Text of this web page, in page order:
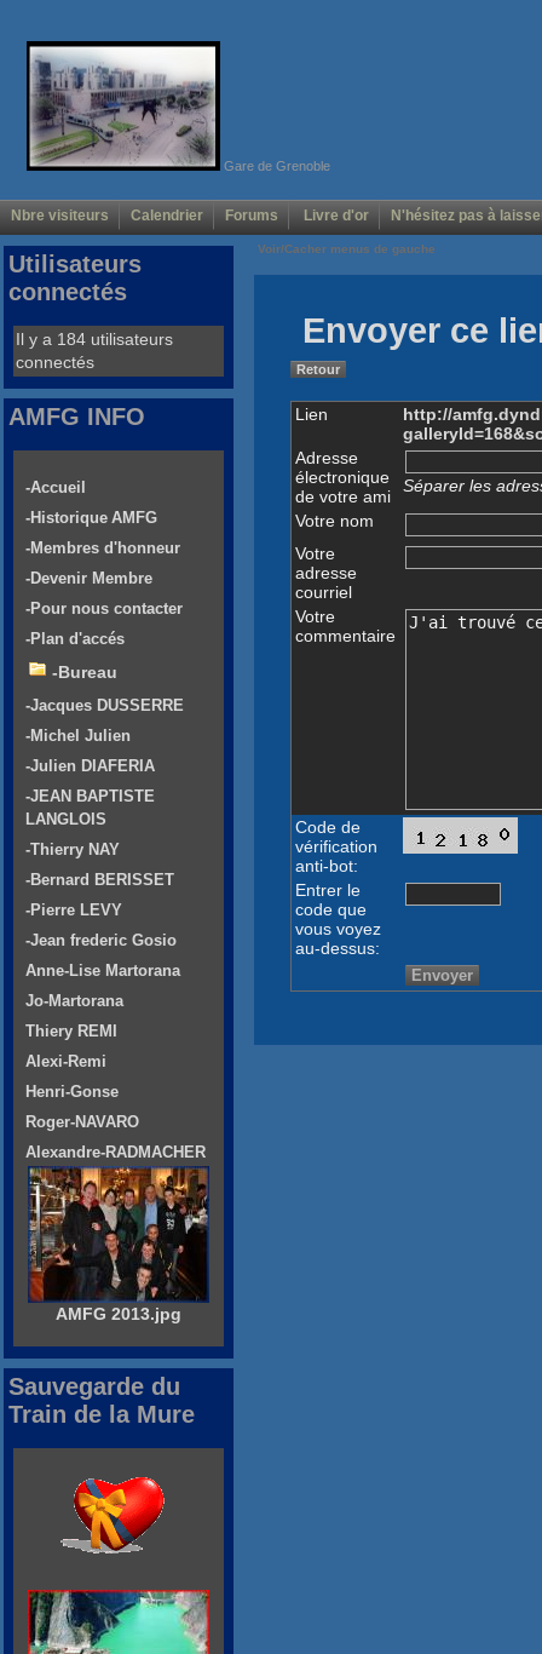
Gare de Grenoble
Nbre visiteurs Calendrier Forums Livre d'or N'hésitez pas à
Voir/Cacher menus de gauche
Envoyer ce
Retour
Lien
http://
Adresse
électronique
de votre ami
Séparer les
Votre nom
Votre
adresse
courriel
Votre
commentaire
Code de
vérification
anti-bot:
Entrer le
code que
vous voyez
au-dessus:
Utilisateurs
connectés
Il y a 184 utilisateurs
connectés
AMFG INFO
-Accueil
-Historique AMFG
-Membres d'honneur
-Devenir Membre
-Pour nous contacter
-Plan d'accés
-Bureau
-Jacques DUSSERRE
-Michel Julien
-Julien DIAFERIA
-JEAN BAPTISTE
LANGLOIS
-Thierry NAY
-Bernard BERISSET
-Pierre LEVY
-Jean frederic Gosio
Anne-Lise Martorana
Jo-Martorana
Thiery REMI
Alexi-Remi
Henri-Gonse
Roger-NAVARO
Alexandre-RADMACHER
AMFG 2013.jpg
Sauvegarde du
Train de la Mure